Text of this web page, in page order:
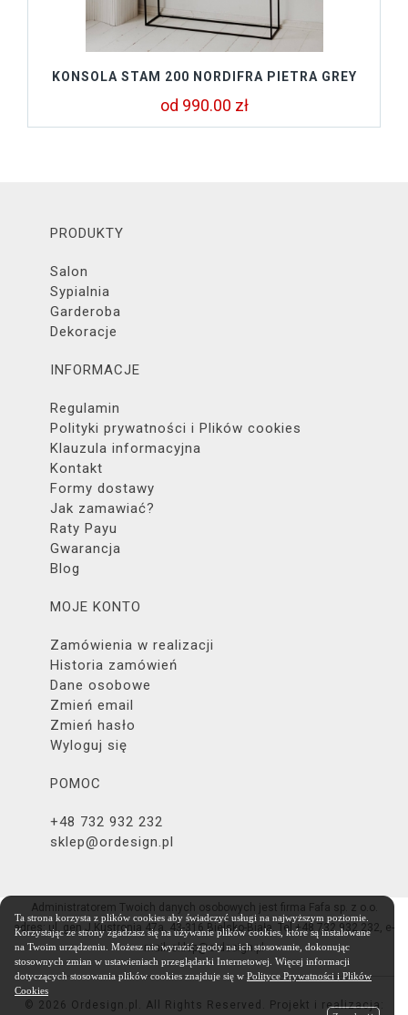
KONSOLA STAM 200 NORDIFRA PIETRA GREY
od 990.00 zł
PRODUKTY
Salon
Sypialnia
Garderoba
Dekoracje
INFORMACJE
Regulamin
Polityki prywatności i Plików cookies
Klauzula informacyjna
Kontakt
Formy dostawy
Jak zamawiać?
Raty Payu
Gwarancja
Blog
MOJE KONTO
Zamówienia w realizacji
Historia zamówień
Dane osobowe
Zmień email
Zmień hasło
Wyloguj się
POMOC
+48 732 932 232
sklep@ordesign.pl
Administratorem Twoich danych osobowych jest firma Fafa sp. z o.o.
adres: ul. gen.J.Kustronia 47a, 43-316 Bielsko-Biała, Tel.+48 732 932 232, e-
mail: sklep@ordesign.pl
© 2026 Ordesign.pl. All Rights Reserved. Projekt i realizacja:
Ta strona korzysta z plików cookies aby świadczyć usługi na najwyższym poziomie.
Korzystając ze strony zgadzasz się na używanie plików cookies, które są instalowane
na Twoim urządzeniu. Możesz nie wyrazić zgody na ich stosowanie, dokonując
stosownych zmian w ustawieniach przeglądarki Internetowej. Więcej informacji
dotyczących stosowania plików cookies znajduje się w Polityce Prywatności i Plików
Cookies